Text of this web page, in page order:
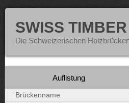
SWISS
Die Schweizerischen
Auflistung
Brückenname